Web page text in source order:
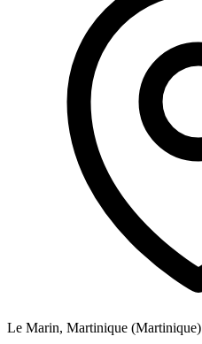
Le Marin, Martinique (Martinique)